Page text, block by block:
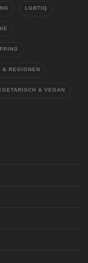
LGBTIQ
& REGIONEN
& VEGAN